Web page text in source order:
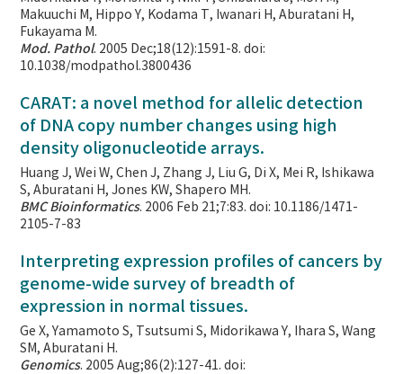
Makuuchi M, Hippo Y, Kodama T, Iwanari H, Aburatani H,
Fukayama M.
Mod. Pathol. 2005 Dec;18(12):1591-8. doi:
10.1038/modpathol.3800436
CARAT: a novel method for allelic detection
of DNA copy number changes using high
density oligonucleotide arrays.
Huang J, Wei W, Chen J, Zhang J, Liu G, Di X, Mei R, Ishikawa
S, Aburatani H, Jones KW, Shapero MH.
BMC Bioinformatics. 2006 Feb 21;7:83. doi: 10.1186/1471-
2105-7-83
Interpreting expression profiles of cancers by
genome-wide survey of breadth of
expression in normal tissues.
Ge X, Yamamoto S, Tsutsumi S, Midorikawa Y, Ihara S, Wang
SM, Aburatani H.
Genomics. 2005 Aug;86(2):127-41. doi: